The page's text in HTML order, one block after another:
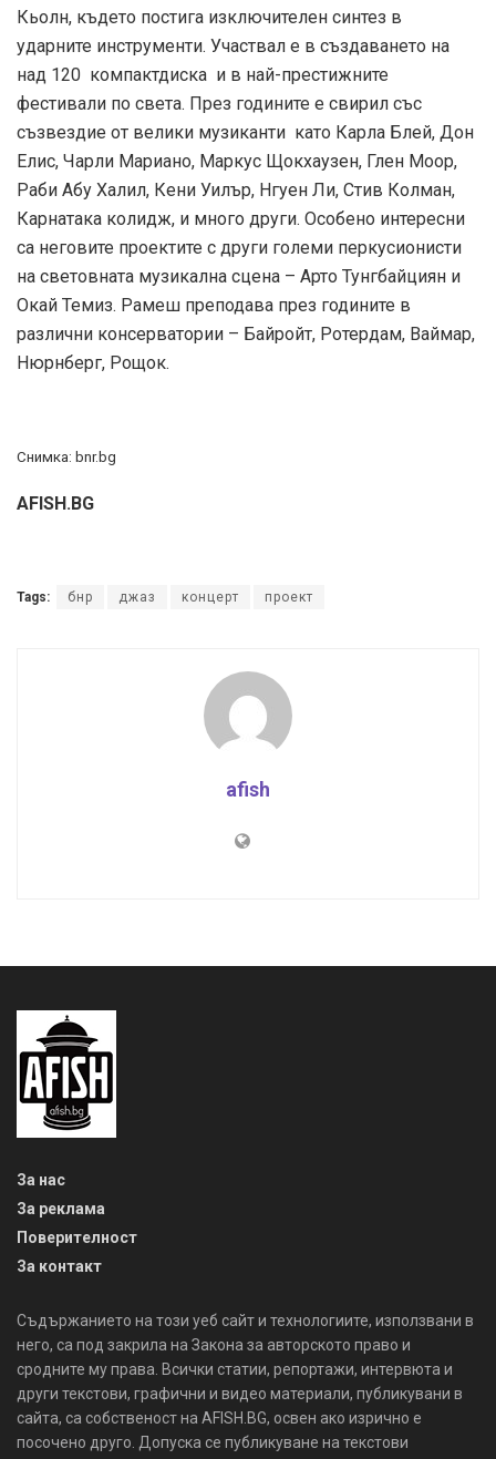
Кьолн, където постига изключителен синтез в
ударните инструменти. Участвал е в създаването на
над 120 компактдиска и в най-престижните
фестивали по света. През годините е свирил със
съзвездие от велики музиканти като Карла Блей, Дон
Елис, Чарли Мариано, Маркус Щокхаузен, Глен Моор,
Раби Абу Халил, Кени Уилър, Нгуен Ли, Стив Колман,
Карнатака колидж, и много други. Особено интересни
са неговите проектите с други големи перкусионисти
на световната музикална сцена – Арто Тунгбайциян и
Окай Темиз. Рамеш преподава през годините в
различни консерватории – Байройт, Ротердам, Ваймар,
Нюрнберг, Рощок.
Снимка: bnr.bg
AFISH.BG
Tags: бнр джаз концерт проект
afish
За нас
За реклама
Поверителност
За контакт
Съдържанието на този уеб сайт и технологиите, използвани в
него, са под закрила на Закона за авторското право и
сродните му права. Всички статии, репортажи, интервюта и
други текстови, графични и видео материали, публикувани в
сайта, са собственост на AFISH.BG, освен ако изрично е
посочено друго. Допуска се публикуване на текстови